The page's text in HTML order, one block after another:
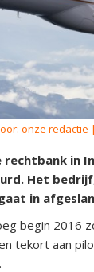
onze redactie
rechtbank
Het
in
begin 2016
tekort aan